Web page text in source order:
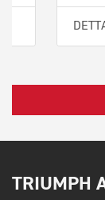
TRIUMPH